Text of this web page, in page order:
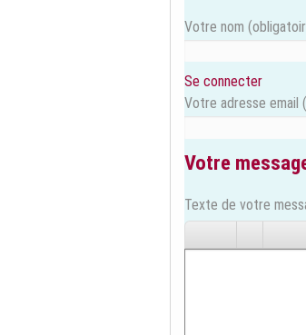
Votre nom
Se connecter
Votre adresse email
Votre